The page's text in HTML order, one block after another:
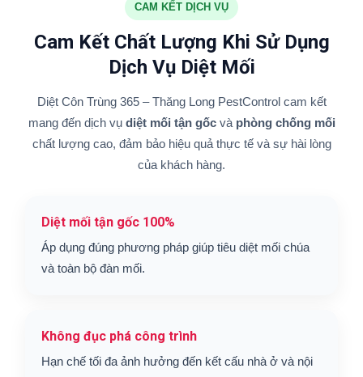
CAM KẾT DỊCH VỤ
Cam Kết Chất Lượng Khi Sử Dụng
Dịch Vụ Diệt Mối
Diệt Côn Trùng 365 – Thăng Long PestControl cam kết
mang đến dịch vụ diệt mối tận gốcvà phòng chống mối
chất lượng cao, đảm bảo hiệu quả thực tế và sự hài lòng
của khách hàng.
Diệt mối tận gốc 100%
Áp dụng đúng phương pháp giúp tiêu diệt mối chúa
và toàn bộ đàn mối.
Không đục phá công trình
Hạn chế tối đa ảnh hưởng đến kết cấu nhà ở và nội